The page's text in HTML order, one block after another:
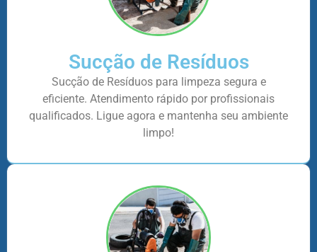
Sucção de Resíduos
Sucção de Resíduos para limpeza segura e
eficiente. Atendimento rápido por profissionais
qualificados. Ligue agora e mantenha seu ambiente
limpo!